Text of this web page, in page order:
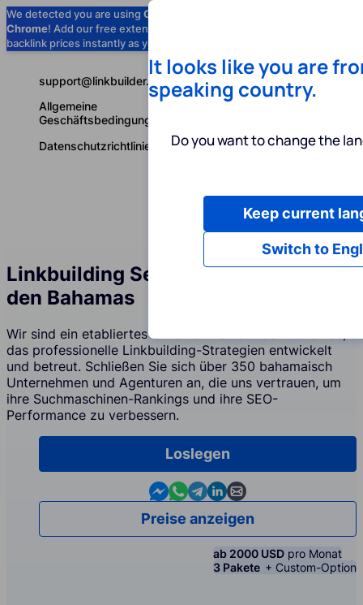
We detected you are using Google
Chrome! Add our free extension to check
backlink prices instantly as you browse.
Deutsch
support@linkbuilder.com
Allgemeine
Geschäftsbedingungen
Datenschutzrichtlinie
Linkbuilding Services Agentur auf
den Bahamas
Wir sind ein etabliertes Unternehmen auf den Bahamas,
das professionelle Linkbuilding-Strategien entwickelt
und betreut. Schließen Sie sich über 350 bahamaisch
Unternehmen und Agenturen an, die uns vertrauen, um
ihre Suchmaschinen-Rankings und ihre SEO-
Performance zu verbessern.
Loslegen
Contact us in Messenger
Contact us in WhatsApp
Contact us in Telegram
Contact us in Linkedin
Contact us by email
Preise anzeigen
ab 2000 USD pro Monat
3 Pakete + Custom-Option
It looks like you are
speaking country.
Do you want to change the
Switch to
Keep current